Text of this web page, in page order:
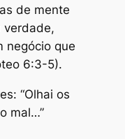
de mente
verdade,
negócio que
6:3-5).
“Olhai os
mal…”